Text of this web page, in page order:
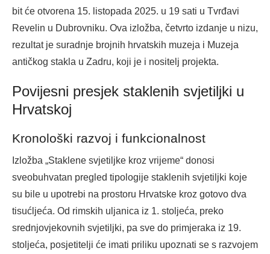
bit će otvorena 15. listopada 2025. u 19 sati u Tvrđavi
Revelin u Dubrovniku. Ova izložba, četvrto izdanje u nizu,
rezultat je suradnje brojnih hrvatskih muzeja i Muzeja
antičkog stakla u Zadru, koji je i nositelj projekta.
Povijesni presjek staklenih svjetiljki u
Hrvatskoj
Kronološki razvoj i funkcionalnost
Izložba „Staklene svjetiljke kroz vrijeme“ donosi
sveobuhvatan pregled tipologije staklenih svjetiljki koje
su bile u upotrebi na prostoru Hrvatske kroz gotovo dva
tisućljeća. Od rimskih uljanica iz 1. stoljeća, preko
srednjovjekovnih svjetiljki, pa sve do primjeraka iz 19.
stoljeća, posjetitelji će imati priliku upoznati se s razvojem